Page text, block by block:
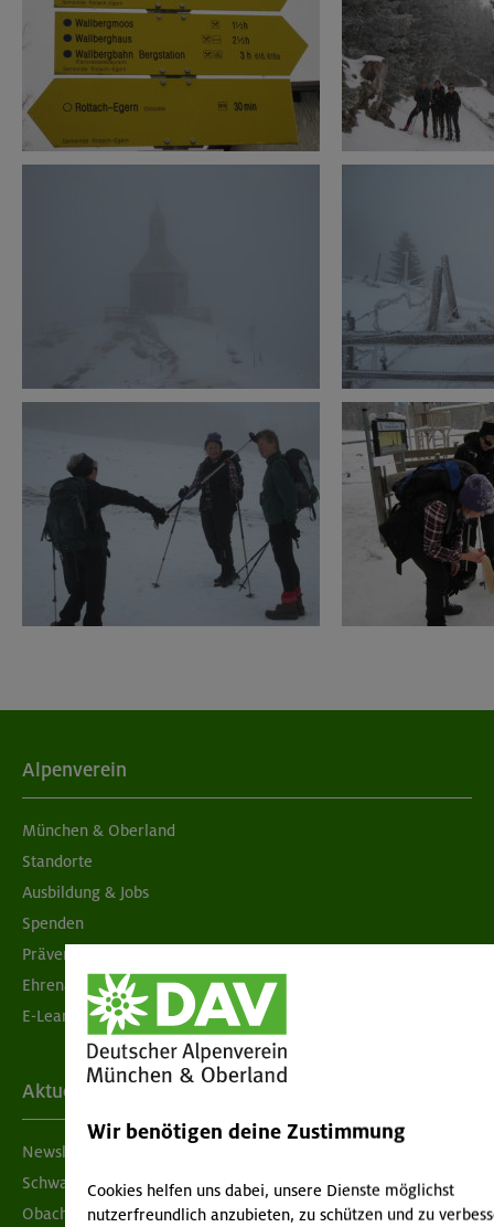
Alpenverein
München & Oberland
Standorte
Ausbildung & Jobs
Spenden
Prävention sexualisierter Gewalt
Ehrenamtsbörse
E-Learning
Aktuelles
Newsletter
Schwarzes Brett
Obacht geben!
Wir benötigen deine Zustimmung
Cookies helfen uns dabei, unsere Dienste möglichst
nutzerfreundlich anzubieten, zu schützen und zu